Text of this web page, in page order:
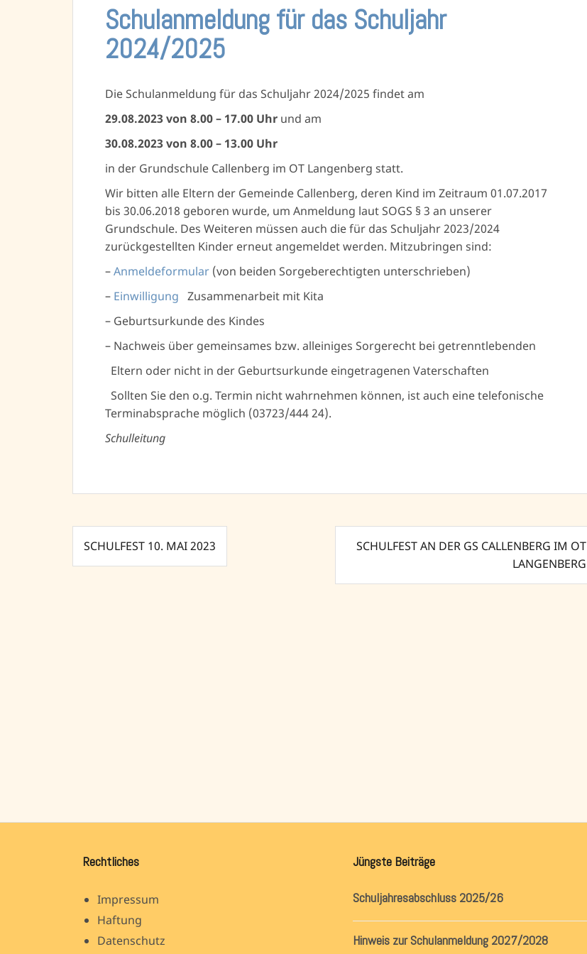
Schulanmeldung für das Schuljahr
2024/2025
Die Schulanmeldung für das Schuljahr 2024/2025 findet am
29.08.2023 von 8.00 – 17.00 Uhr und am
30.08.2023 von 8.00 – 13.00 Uhr
in der Grundschule Callenberg im OT Langenberg statt.
Wir bitten alle Eltern der Gemeinde Callenberg, deren Kind im Zeitraum 01.07.2017
bis 30.06.2018 geboren wurde, um Anmeldung laut SOGS § 3 an unserer
Grundschule. Des Weiteren müssen auch die für das Schuljahr 2023/2024
zurückgestellten Kinder erneut angemeldet werden. Mitzubringen sind:
–Anmeldeformular (von beiden Sorgeberechtigten unterschrieben)
– Einwilligung Zusammenarbeit mit Kita
– Geburtsurkunde des Kindes
– Nachweis über gemeinsames bzw. alleiniges Sorgerecht bei getrenntlebenden
Eltern oder nicht in der Geburtsurkunde eingetragenen Vaterschaften
Sollten Sie den o.g. Termin nicht wahrnehmen können, ist auch eine telefonische
Terminabsprache möglich (03723/444 24).
Schulleitung
Beitragsnavigation
SCHULFEST 10. MAI 2023
SCHULFEST AN DER GS CALLENBERG IM OT
LANGENBERG
Rechtliches
Impressum
Haftung
Datenschutz
Jüngste Beiträge
Schuljahresabschluss 2025/26
Hinweis zur Schulanmeldung 2027/2028